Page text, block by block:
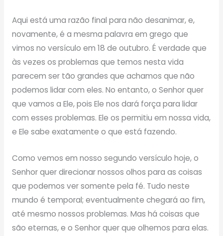
Aqui está uma razão final para não desanimar, e,
novamente, é a mesma palavra em grego que
vimos no versículo em 18 de outubro. É verdade que
às vezes os problemas que temos nesta vida
parecem ser tão grandes que achamos que não
podemos lidar com eles. No entanto, o Senhor quer
que vamos a Ele, pois Ele nos dará força para lidar
com esses problemas. Ele os permitiu em nossa vida,
e Ele sabe exatamente o que está fazendo.
Como vemos em nosso segundo versículo hoje, o
Senhor quer direcionar nossos olhos para as coisas
que podemos ver somente pela fé. Tudo neste
mundo é temporal; eventualmente chegará ao fim,
até mesmo nossos problemas. Mas há coisas que
são eternas, e o Senhor quer que olhemos para elas.